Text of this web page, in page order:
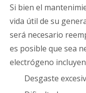
Si bien el
vida útil de su
será necesario
es posible que sea
electrógeno
Desgaste